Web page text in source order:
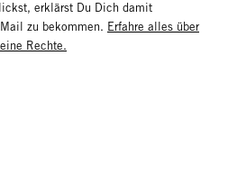
erklärst Du Dich damit
zu bekommen. Erfahre alles über
Rechte.